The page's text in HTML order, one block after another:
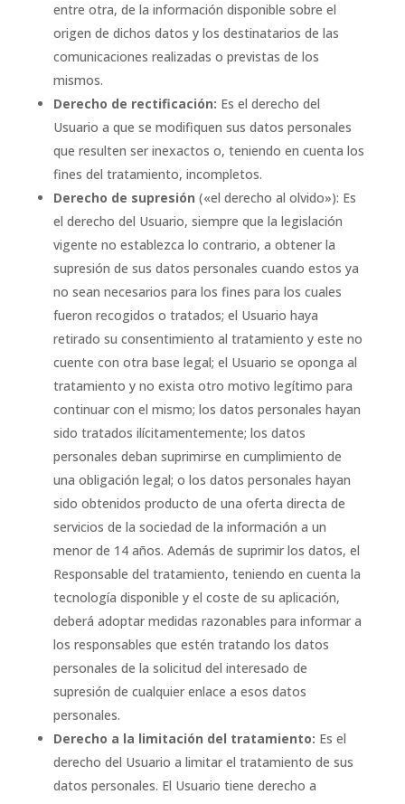
entre otra, de la información disponible sobre el
origen de dichos datos y los destinatarios de las
comunicaciones realizadas o previstas de los
mismos.
Derecho de rectificación: Es el derecho del
Usuario a que se modifiquen sus datos personales
que resulten ser inexactos o, teniendo en cuenta los
fines del tratamiento, incompletos.
Derecho de supresión («el derecho al olvido»): Es
el derecho del Usuario, siempre que la legislación
vigente no establezca lo contrario, a obtener la
supresión de sus datos personales cuando estos ya
no sean necesarios para los fines para los cuales
fueron recogidos o tratados; el Usuario haya
retirado su consentimiento al tratamiento y este no
cuente con otra base legal; el Usuario se oponga al
tratamiento y no exista otro motivo legítimo para
continuar con el mismo; los datos personales hayan
sido tratados ilícitamentemente; los datos
personales deban suprimirse en cumplimiento de
una obligación legal; o los datos personales hayan
sido obtenidos producto de una oferta directa de
servicios de la sociedad de la información a un
menor de 14 años. Además de suprimir los datos, el
Responsable del tratamiento, teniendo en cuenta la
tecnología disponible y el coste de su aplicación,
deberá adoptar medidas razonables para informar a
los responsables que estén tratando los datos
personales de la solicitud del interesado de
supresión de cualquier enlace a esos datos
personales.
Derecho a la limitación del tratamiento: Es el
derecho del Usuario a limitar el tratamiento de sus
datos personales. El Usuario tiene derecho a